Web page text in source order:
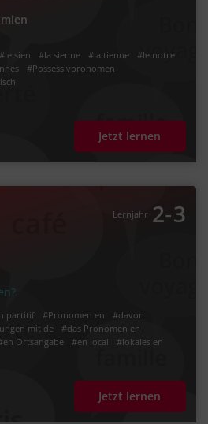
#le sien #la sienne #la tienne
#le notre
#Possessivpronomen
Jetzt lernen
Lernjahr 2‐3
partitif #Pronomen en
#davon
mit de
#das Pronomen en
Ortsangabe #en local #lokales en
Jetzt lernen